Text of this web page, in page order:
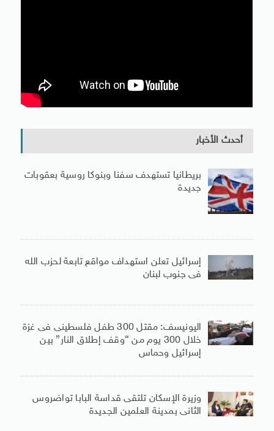
أحدث الأخبار
بريطانيا تستهدف سفنا وبنوكا روسية بعقوبات
جديدة
إسرائيل تعلن استهداف مواقع تابعة لحزب الله
فى جنوب لبنان
اليونيسف: مقتل 300 طفل فلسطينى فى غزة
خلال 300 يوم من “وقف إطلاق النار” بين
إسرائيل وحماس
وزيرة الإسكان تلتقى قداسة البابا تواضروس
الثانى بمدينة العلمين الجديدة